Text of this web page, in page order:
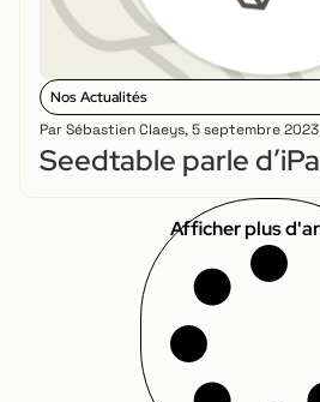
Nos Actualités
Par Sébastien Claeys,5 septembre 2023
Seedtable parle
Afficher plus